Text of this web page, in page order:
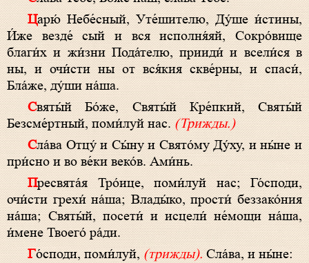
Царю́ Небе́сный, Уте́шителю, Ду́ше и́стины,
И́же везде́ сый и вся исполня́яй, Сокро́вище
благи́х и жи́зни Пода́телю, прииди́ и всели́ся в
ны, и очи́сти ны от вся́кия скве́рны, и спаси́,
Бла́же, ду́ши на́ша.
Святы́й Бо́же, Святы́й Кре́пкий, Святы́й
Безсме́ртный, поми́луй нас.(Трижды.)
Сла́ва Отцу́ и Сы́ну и Свято́му Ду́ху, и ны́не и
при́сно и во ве́ки веко́в. Ами́нь.
Пресвята́я Тро́ице, поми́луй нас; Го́споди,
очи́сти грехи́ на́ша; Влады́ко, прости́ беззако́ния
на́ша; Святы́й, посети́ и исцели́ не́мощи на́ша,
и́мене Твоего́ ра́ди.
Го́споди, поми́луй,(трижды).Сла́ва, и ны́не: